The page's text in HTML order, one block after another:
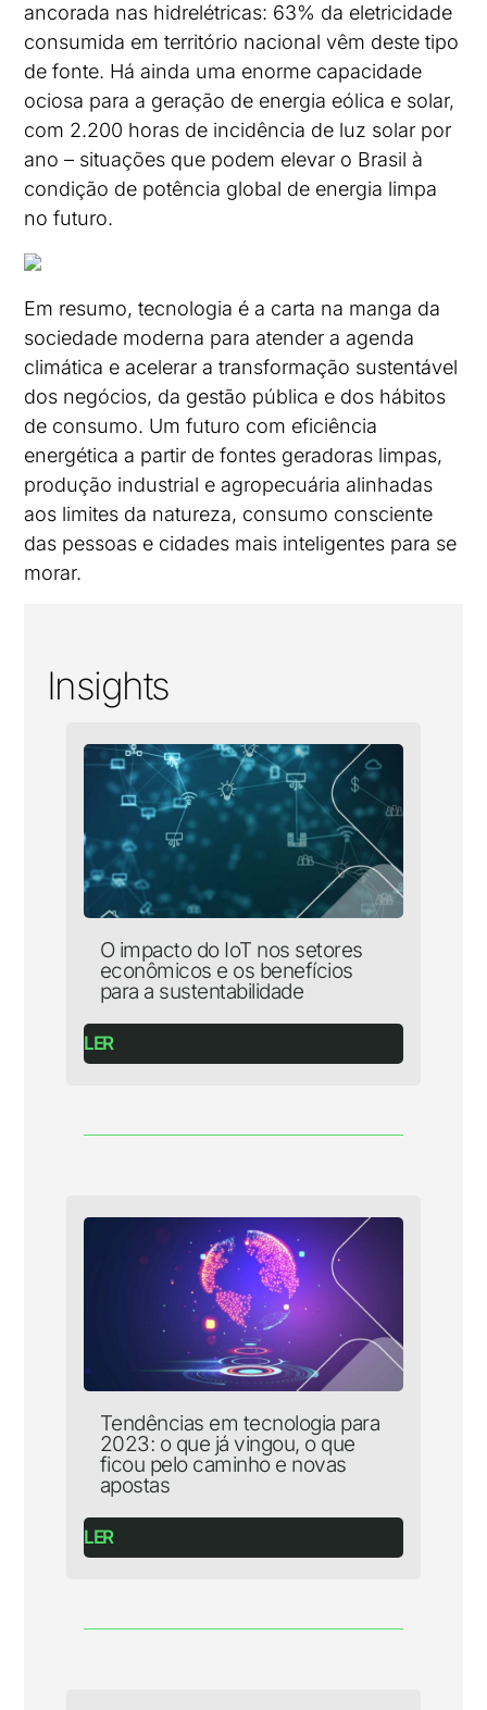
ancorada nas hidrelétricas: 63% da eletricidade
consumida em território nacional vêm deste tipo
de fonte. Há ainda uma enorme capacidade
ociosa para a geração de energia eólica e solar,
com 2.200 horas de incidência de luz solar por
ano – situações que podem elevar o Brasil à
condição de potência global de energia limpa
no futuro.
Em resumo, tecnologia é a carta na manga da
sociedade moderna para atender a agenda
climática e acelerar a transformação sustentável
dos negócios, da gestão pública e dos hábitos
de consumo. Um futuro com eficiência
energética a partir de fontes geradoras limpas,
produção industrial e agropecuária alinhadas
aos limites da natureza, consumo consciente
das pessoas e cidades mais inteligentes para se
morar.
Insights
O impacto do IoT nos setores
econômicos e os benefícios
para a sustentabilidade
LER
Tendências em tecnologia para
2023: o que já vingou, o que
ficou pelo caminho e novas
apostas
LER